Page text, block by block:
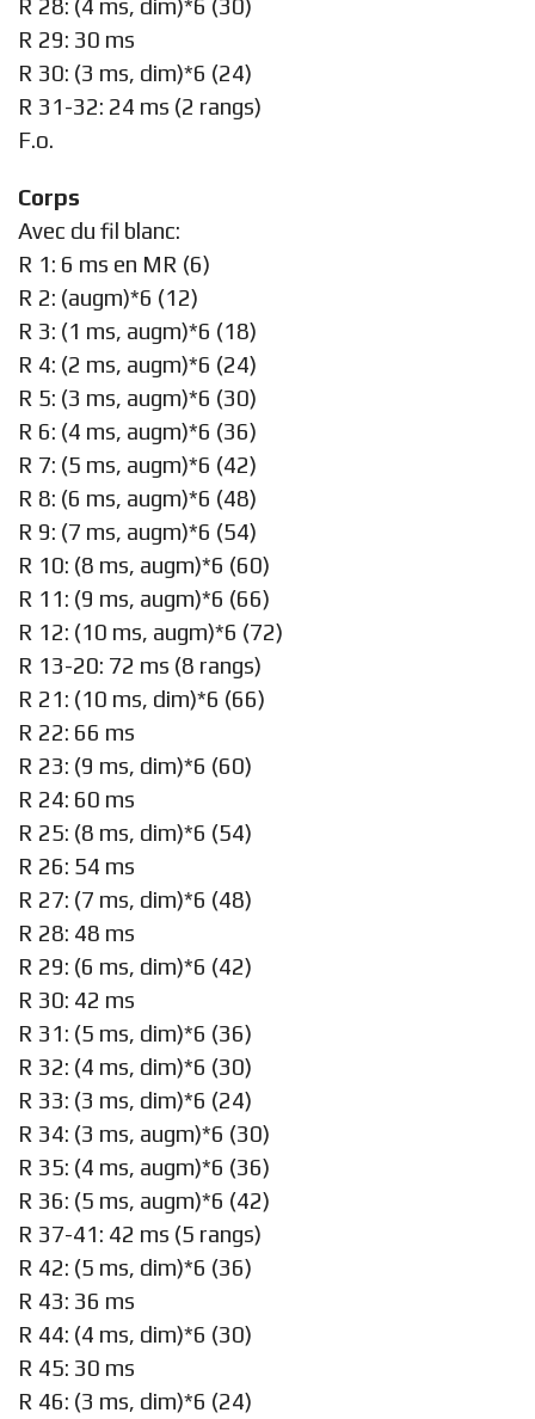
R 28: (4 ms, dim)*6 (30)
R 29: 30 ms
R 30: (3 ms, dim)*6 (24)
R 31-32: 24 ms (2 rangs)
F.o.
Corps
Avec du fil blanc:
R 1: 6 ms en MR (6)
R 2: (augm)*6 (12)
R 3: (1 ms, augm)*6 (18)
R 4: (2 ms, augm)*6 (24)
R 5: (3 ms, augm)*6 (30)
R 6: (4 ms, augm)*6 (36)
R 7: (5 ms, augm)*6 (42)
R 8: (6 ms, augm)*6 (48)
R 9: (7 ms, augm)*6 (54)
R 10: (8 ms, augm)*6 (60)
R 11: (9 ms, augm)*6 (66)
R 12: (10 ms, augm)*6 (72)
R 13-20: 72 ms (8 rangs)
R 21: (10 ms, dim)*6 (66)
R 22: 66 ms
R 23: (9 ms, dim)*6 (60)
R 24: 60 ms
R 25: (8 ms, dim)*6 (54)
R 26: 54 ms
R 27: (7 ms, dim)*6 (48)
R 28: 48 ms
R 29: (6 ms, dim)*6 (42)
R 30: 42 ms
R 31: (5 ms, dim)*6 (36)
R 32: (4 ms, dim)*6 (30)
R 33: (3 ms, dim)*6 (24)
R 34: (3 ms, augm)*6 (30)
R 35: (4 ms, augm)*6 (36)
R 36: (5 ms, augm)*6 (42)
R 37-41: 42 ms (5 rangs)
R 42: (5 ms, dim)*6 (36)
R 43: 36 ms
R 44: (4 ms, dim)*6 (30)
R 45: 30 ms
R 46: (3 ms, dim)*6 (24)